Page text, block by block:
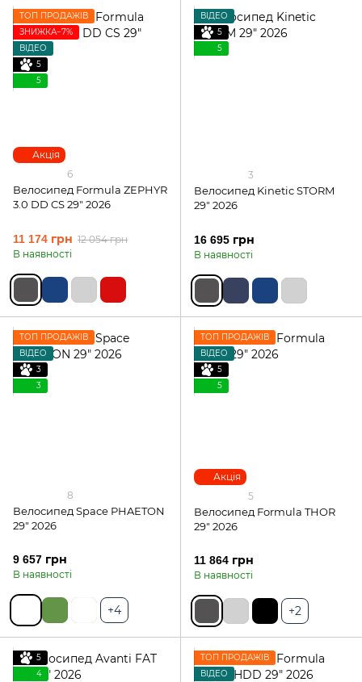
Акція
ТОП ПРОДАЖІВ
ЗНИЖКА−7%
ВІДЕО
5
5
6
Велосипед Formula ZEPHYR
3.0 DD CS 29" 2026
11 174 грн 12 054 грн
В наявності
ВІДЕО
5
5
3
Велосипед Kinetic STORM
29" 2026
16 695 грн
В наявності
ТОП ПРОДАЖІВ
ВІДЕО
3
3
8
Велосипед Space PHAETON
29" 2026
9 657 грн
В наявності
+4
Акція
ТОП ПРОДАЖІВ
ВІДЕО
5
5
5
Велосипед Formula THOR
29" 2026
11 864 грн
В наявності
+2
5
4
ТОП ПРОДАЖІВ
ВІДЕО